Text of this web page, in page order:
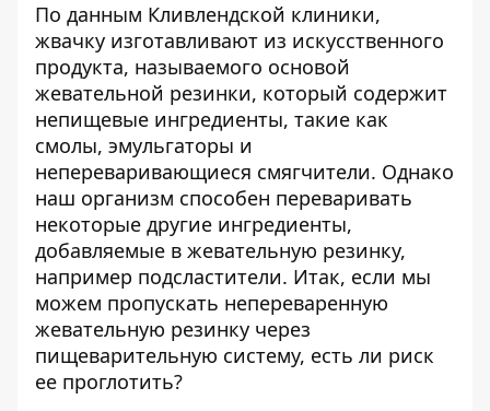
По данным Кливлендской клиники,
жвачку изготавливают из искусственного
продукта, называемого основой
жевательной резинки, который содержит
непищевые ингредиенты, такие как
смолы, эмульгаторы и
непереваривающиеся смягчители. Однако
наш организм способен переваривать
некоторые другие ингредиенты,
добавляемые в жевательную резинку,
например подсластители. Итак, если мы
можем пропускать непереваренную
жевательную резинку через
пищеварительную систему, есть ли риск
ее проглотить?